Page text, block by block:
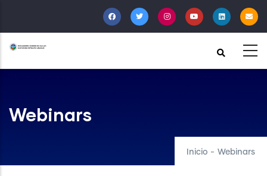
al
contenido
principal
Webinars
Inicio - Webinars